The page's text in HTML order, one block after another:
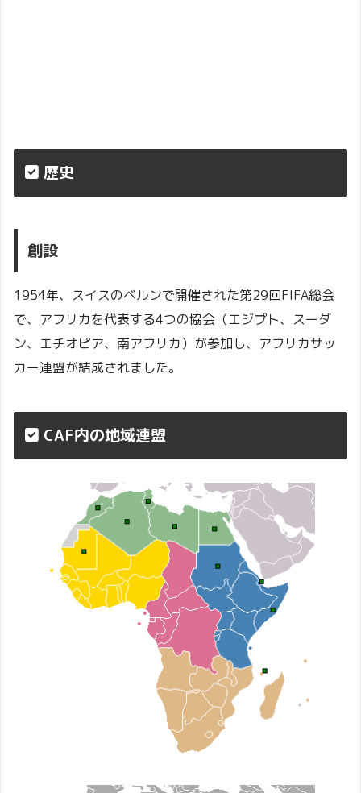
歴史
創設
1954年、スイスのベルンで開催された第29回FIFA総会
で、アフリカを代表する4つの協会（エジプト、スーダ
ン、エチオピア、南アフリカ）が参加し、アフリカサッ
カー連盟が結成されました。
CAF内の地域連盟